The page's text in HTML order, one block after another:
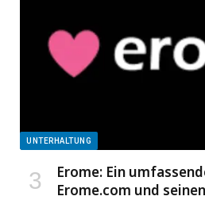
UNTERHALTUNG
Erome: Ein
Erome.com und